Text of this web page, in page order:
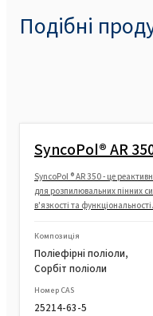
Подібні
SyncoPol® AR
SyncoPol ® AR 350 - це
для розпилювальних пінних
в'язкості та
Композиція
Поліефірні поліоли,
Сорбіт поліоли
Номер CAS
25214-63-5